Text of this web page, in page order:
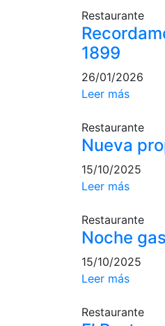
Restaurante
1899
26/01/2026
Leer más
Restaurante
Nueva
15/10/2025
Leer más
Restaurante
Noche
15/10/2025
Leer más
Restaurante